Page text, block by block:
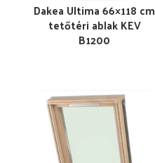
Dakea Ultima 66×118 cm
tetőtéri ablak KEV
B1200